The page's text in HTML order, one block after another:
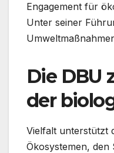
Engagement für
Unter seiner
Die DBU
der
Vielfalt unterstützt
Ökosystemen,